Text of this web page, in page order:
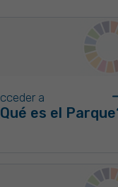
a
es el